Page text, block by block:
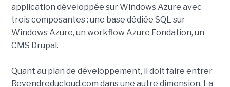
application développée sur Windows Azure avec
trois composantes : une base dédiée SQL sur
Windows Azure, un workflow Azure Fondation, un
CMS Drupal.
Quant au plan de développement, il doit faire entrer
Revendreducloud.com dans une autre dimension. La